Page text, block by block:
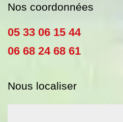
Nos coordonnées
05 33 06 15 44
06 68 24 68 61
Nous localiser